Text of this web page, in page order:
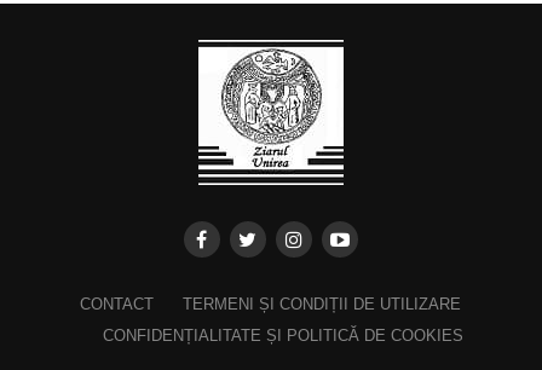
CONTACT
TERMENI ȘI CONDIȚII DE UTILIZARE
CONFIDENȚIALITATE ȘI POLITICĂ DE COOKIES